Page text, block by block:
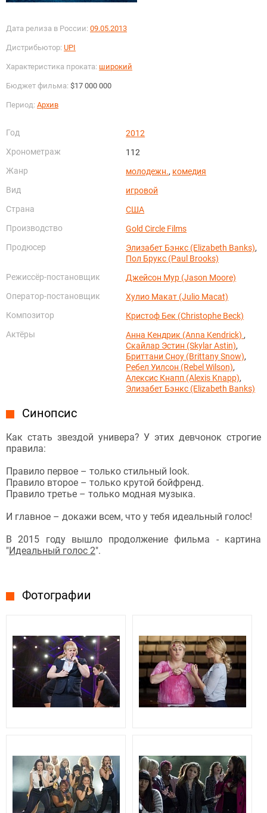
Дата релиза в России: 09.05.2013
Дистрибьютор: UPI
Характеристика проката: широкий
Бюджет фильма: $17 000 000
Период: Архив
Год
2012
Хронометраж
112
Жанр
молодежн., комедия
Вид
игровой
Страна
США
Производство
Gold Circle Films
Продюсер
Элизабет Бэнкс (Elizabeth Banks),
Пол Брукс (Paul Brooks)
Режиссёр-постановщик
Джейсон Мур (Jason Moore)
Оператор-постановщик
Хулио Макат (Julio Macat)
Композитор
Кристоф Бек (Christophe Beck)
Актёры
Анна Кендрик (Anna Kendrick) ,
Скайлар Эстин (Skylar Astin),
Бриттани Сноу (Brittany Snow),
Ребел Уилсон (Rebel Wilson),
Алексис Кнапп (Alexis Knapp),
Элизабет Бэнкс (Elizabeth Banks)
Синопсис
Как стать звездой универа? У этих девчонок строгие
правила:
Правило первое – только стильный look.
Правило второе – только крутой бойфренд.
Правило третье – только модная музыка.
И главное – докажи всем, что у тебя идеальный голос!
В 2015 году вышло продолжение фильма - картина
"Идеальный голос 2".
Фотографии